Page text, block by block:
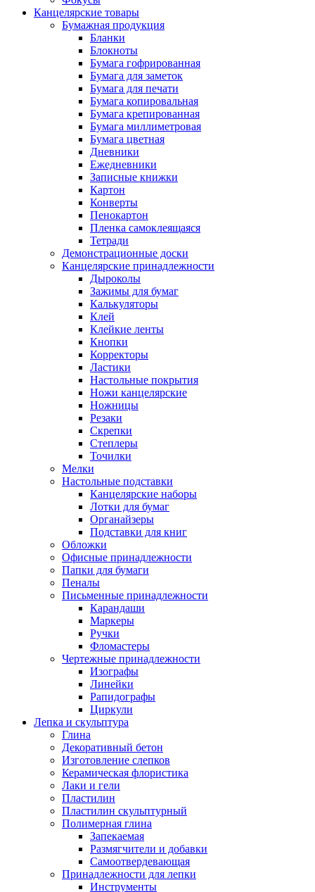
Канцелярские товары
Бумажная продукция
Бланки
Блокноты
Бумага гофрированная
Бумага для заметок
Бумага для печати
Бумага копировальная
Бумага крепированная
Бумага миллиметровая
Бумага цветная
Дневники
Ежедневники
Записные книжки
Картон
Конверты
Пенокартон
Пленка самоклеящаяся
Тетради
Демонстрационные доски
Канцелярские принадлежности
Дыроколы
Зажимы для бумаг
Калькуляторы
Клей
Клейкие ленты
Кнопки
Корректоры
Ластики
Настольные покрытия
Ножи канцелярские
Ножницы
Резаки
Скрепки
Степлеры
Точилки
Мелки
Настольные подставки
Канцелярские наборы
Лотки для бумаг
Органайзеры
Подставки для книг
Обложки
Офисные принадлежности
Папки для бумаги
Пеналы
Письменные принадлежности
Карандаши
Маркеры
Ручки
Фломастеры
Чертежные принадлежности
Изографы
Линейки
Рапидографы
Циркули
Лепка и скульптура
Глина
Декоративный бетон
Изготовление слепков
Керамическая флористика
Лаки и гели
Пластилин
Пластилин скульптурный
Полимерная глина
Запекаемая
Размягчители и добавки
Самоотвердевающая
Принадлежности для лепки
Инструменты